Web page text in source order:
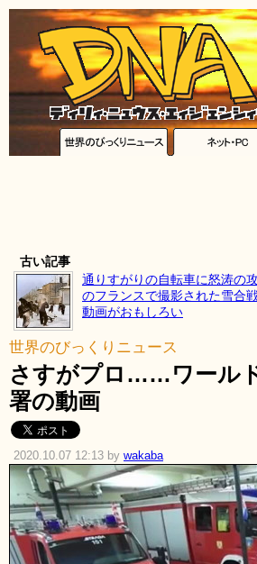
古い記事
通りすがりの自転車に怒涛
のフランスで撮影された雪合
動画がおもしろい
世界のびっくりニュース
さすがプロ……ワール
署の動画
2020.10.07 12:13 by wakaba